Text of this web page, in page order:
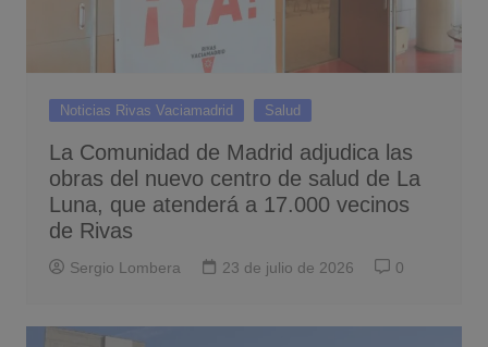
Noticias Rivas Vaciamadrid Salud
La Comunidad de Madrid adjudica las
obras del nuevo centro de salud de La
Luna, que atenderá a 17.000 vecinos
de Rivas
Sergio Lombera 23 de julio de 2026 0